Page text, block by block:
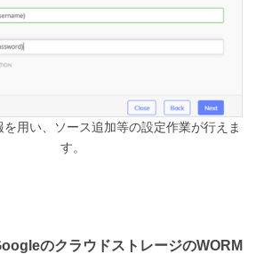
用い、ソース追加等の設定作業が行えま
す。
のクラウドストレージのWORM